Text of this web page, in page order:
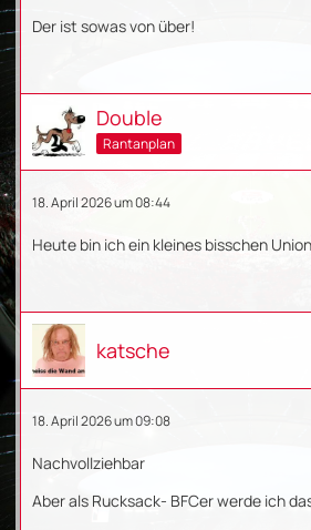
Der ist sowas von über!
Double
Rantanplan
18. April 2026 um 08:44
Heute bin ich ein kleines bisschen
katsche
18. April 2026 um 09:08
Nachvollziehbar
Aber als Rucksack- BFCer werde ich